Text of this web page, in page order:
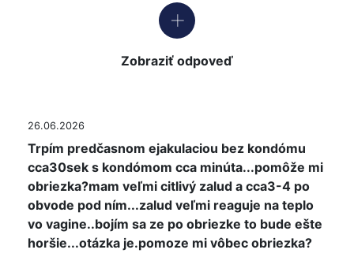
Zobraziť odpoveď
26.06.2026
Trpím predčasnom ejakulaciou bez kondómu
cca30sek s kondómom cca minúta...pomôže mi
obriezka?mam veľmi citlivý zalud a cca3-4 po
obvode pod ním...zalud veľmi reaguje na teplo
vo vagine..bojím sa ze po obriezke to bude ešte
horšie...otázka je.pomoze mi vôbec obriezka?